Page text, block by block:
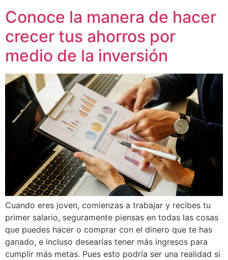
Conoce la manera de hacer
crecer tus ahorros por
medio de la inversión
Cuando eres joven, comienzas a trabajar y recibes tu
primer salario, seguramente piensas en todas las cosas
que puedes hacer o comprar con el dinero que te has
ganado, e incluso desearías tener más ingresos para
cumplir más metas. Pues esto podría ser una realidad si